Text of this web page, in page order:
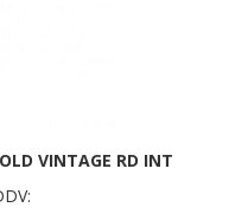
VINTAGE RD INT